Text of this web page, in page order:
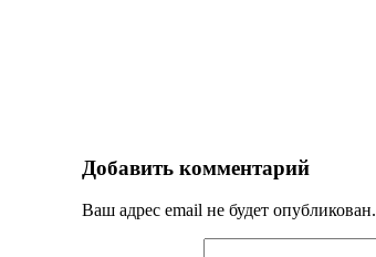
Добавить комментарий
Ваш адрес email не будет опубликован.